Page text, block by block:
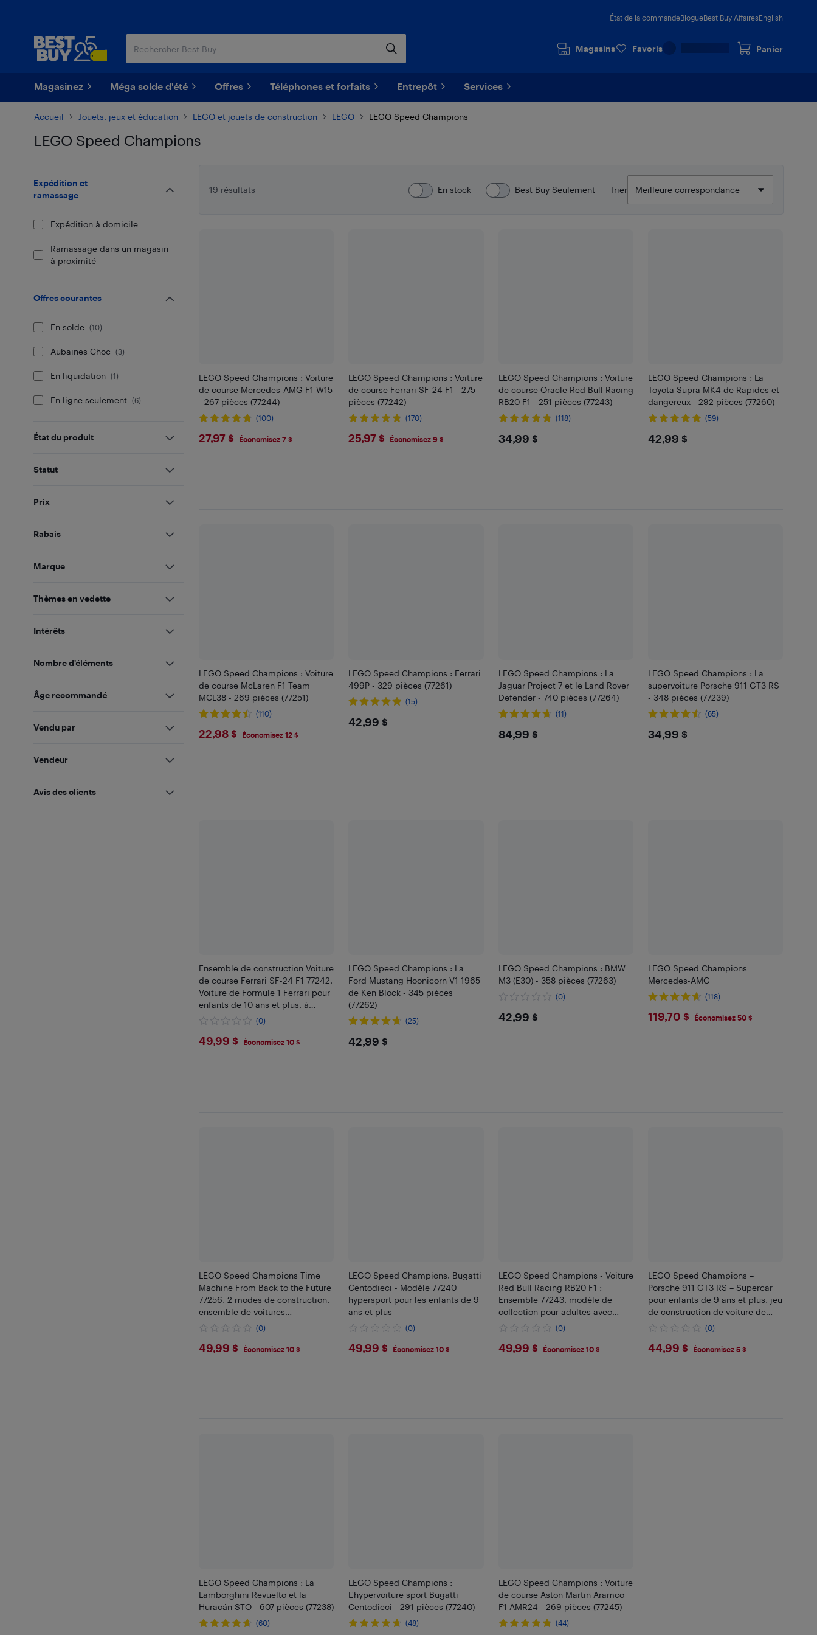
État de la commandeBlogueBest Buy AffairesEnglish
Magasins Favoris Panier
Magasinez Méga solde d'été Offres Téléphones et forfaits Entrepôt Services
Accueil Jouets, jeux et éducation LEGO et jouets de construction LEGO LEGO Speed Champions
LEGO Speed Champions
19 résultats
En stock Best Buy Seulement Trier
LEGO Speed Champions : Voiture
de course Mercedes-AMG F1 W15
- 267 pièces (77244)
(100)
$27.97
27,97 $ Économisez 7 $
LEGO Speed Champions : Voiture
de course Ferrari SF-24 F1 - 275
pièces (77242)
(170)
$25.97
25,97 $ Économisez 9 $
LEGO Speed Champions : Voiture
de course Oracle Red Bull Racing
RB20 F1 - 251 pièces (77243)
(118)
$34.99
34,99 $
LEGO Speed Champions : La
Toyota Supra MK4 de Rapides et
dangereux - 292 pièces (77260)
(59)
$42.99
42,99 $
LEGO Speed Champions : Voiture
de course McLaren F1 Team
MCL38 - 269 pièces (77251)
(110)
$22.98
22,98 $ Économisez 12 $
LEGO Speed Champions : Ferrari
499P - 329 pièces (77261)
(15)
$42.99
42,99 $
LEGO Speed Champions : La
Jaguar Project 7 et le Land Rover
Defender - 740 pièces (77264)
(11)
$84.99
84,99 $
LEGO Speed Champions : La
supervoiture Porsche 911 GT3 RS
- 348 pièces (77239)
(65)
$34.99
34,99 $
Ensemble de construction Voiture
de course Ferrari SF-24 F1 77242,
Voiture de Formule 1 Ferrari pour
enfants de 10 ans et plus, à
exposer ou à jouer
(0)
$49.99
49,99 $ Économisez 10 $
LEGO Speed Champions : La
Ford Mustang Hoonicorn V1 1965
de Ken Block - 345 pièces
(77262)
(25)
$42.99
42,99 $
LEGO Speed Champions : BMW
M3 (E30) - 358 pièces (77263)
(0)
$42.99
42,99 $
LEGO Speed Champions
Mercedes-AMG
(118)
$119.7
119,70 $ Économisez 50 $
LEGO Speed Champions Time
Machine From Back to the Future
77256, 2 modes de construction,
ensemble de voitures
d'exposition pour enfants de 9
(0)
$49.99
49,99 $ Économisez 10 $
LEGO Speed Champions, Bugatti
Centodieci - Modèle 77240
hypersport pour les enfants de 9
ans et plus
(0)
$49.99
49,99 $ Économisez 10 $
LEGO Speed Champions - Voiture
Red Bull Racing RB20 F1 :
Ensemble 77243, modèle de
collection pour adultes avec
caractéristiques réalistes (18 ans
(0)
$49.99
49,99 $ Économisez 10 $
LEGO Speed Champions –
Porsche 911 GT3 RS – Supercar
pour enfants de 9 ans et plus, jeu
de construction de voiture de
sport pour amateurs de course –
(0)
$44.99
44,99 $ Économisez 5 $
LEGO Speed Champions : La
Lamborghini Revuelto et la
Huracán STO - 607 pièces (77238)
(60)
LEGO Speed Champions :
L'hypervoiture sport Bugatti
Centodieci - 291 pièces (77240)
(48)
LEGO Speed Champions : Voiture
de course Aston Martin Aramco
F1 AMR24 - 269 pièces (77245)
(44)
Expédition et
ramassage
Expédition à domicile
Ramassage dans un magasin
à proximité
Offres courantes
En solde (10)
Aubaines Choc (3)
En liquidation (1)
En ligne seulement (6)
État du produit
Statut
Prix
Rabais
Marque
Thèmes en vedette
Intérêts
Nombre d'éléments
Âge recommandé
Vendu par
Vendeur
Avis des clients